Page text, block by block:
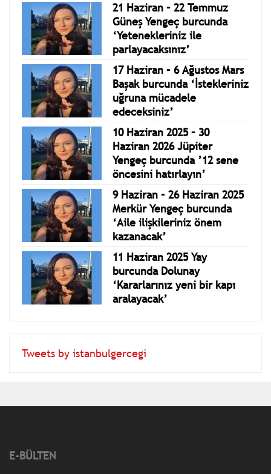
21 Haziran – 22 Temmuz
Güneş Yengeç burcunda
‘Yetenekleriniz ile
parlayacaksınız’
17 Haziran – 6 Ağustos Mars
Başak burcunda ‘İstekleriniz
uğruna mücadele
edeceksiniz’
10 Haziran 2025 – 30
Haziran 2026 Jüpiter
Yengeç burcunda ’12 sene
öncesini hatırlayın’
9 Haziran – 26 Haziran 2025
Merkür Yengeç burcunda
‘Aile ilişkileriniz önem
kazanacak’
11 Haziran 2025 Yay
burcunda Dolunay
‘Kararlarınız yeni bir kapı
aralayacak’
Tweets by istanbulgercegi
E-BÜLTEN